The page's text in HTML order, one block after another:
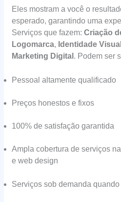
Eles mostram a você o
esperado, garantindo uma
Serviços que fazem: Criação
Logomarca, Identidade Visual
Marketing Digital . Podem ser
Pessoal altamente qualificado
Preços honestos e fixos
100% de satisfação garantida
Ampla cobertura de serviços
e web design
Serviços sob demanda